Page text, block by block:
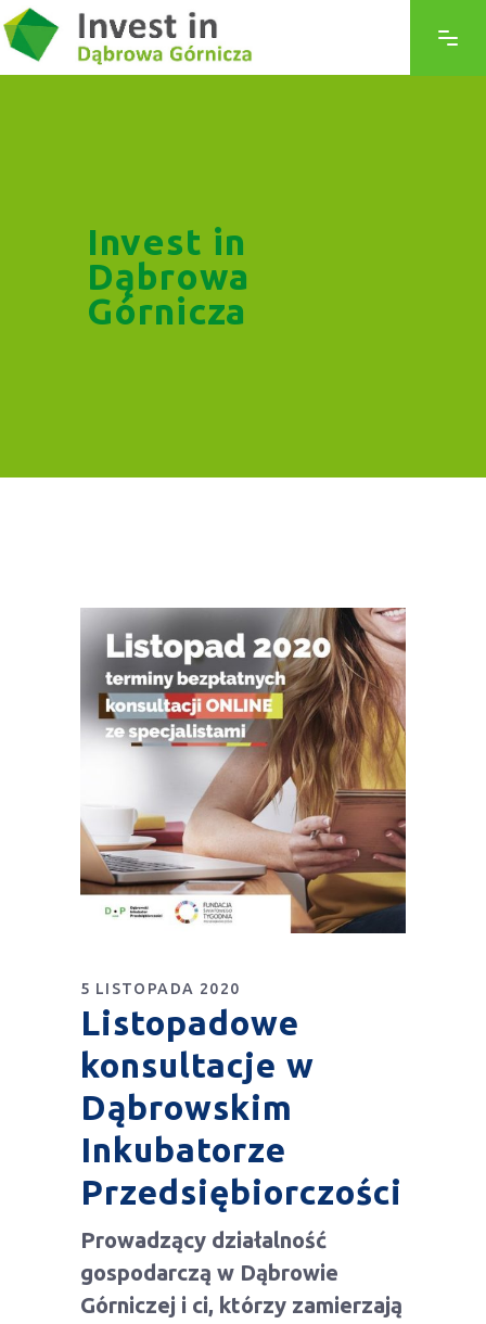
Invest in
Dąbrowa
Górnicza
5 LISTOPADA 2020
Listopadowe
konsultacje w
Dąbrowskim
Inkubatorze
Przedsiębiorczości
Prowadzący działalność
gospodarczą w Dąbrowie
Górniczej i ci, którzy zamierzają